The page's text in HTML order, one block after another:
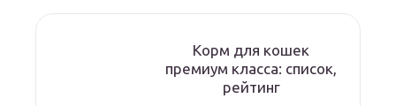
Корм для кошек
премиум класса: список,
рейтинг